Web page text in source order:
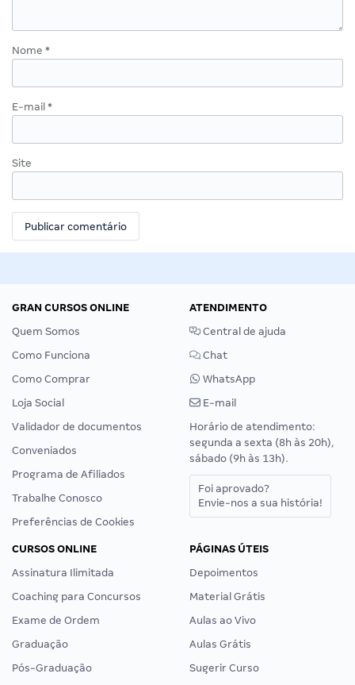
Nome *
E-mail *
Site
GRAN CURSOS ONLINE
Quem Somos
Como Funciona
Como Comprar
Loja Social
Validador de documentos
Conveniados
Programa de Afiliados
Trabalhe Conosco
Preferências de Cookies
ATENDIMENTO
Central de ajuda
Chat
WhatsApp
E-mail
Horário de atendimento:
segunda a sexta (8h às 20h),
sábado (9h às 13h).
Foi aprovado?
Envie-nos a sua história!
CURSOS ONLINE
Assinatura Ilimitada
Coaching para Concursos
Exame de Ordem
Graduação
Pós-Graduação
PÁGINAS ÚTEIS
Depoimentos
Material Grátis
Aulas ao Vivo
Aulas Grátis
Sugerir Curso